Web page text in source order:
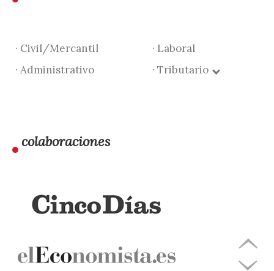
· Civil/Mercantil
· Laboral
· Administrativo
· Tributario
colaboraciones